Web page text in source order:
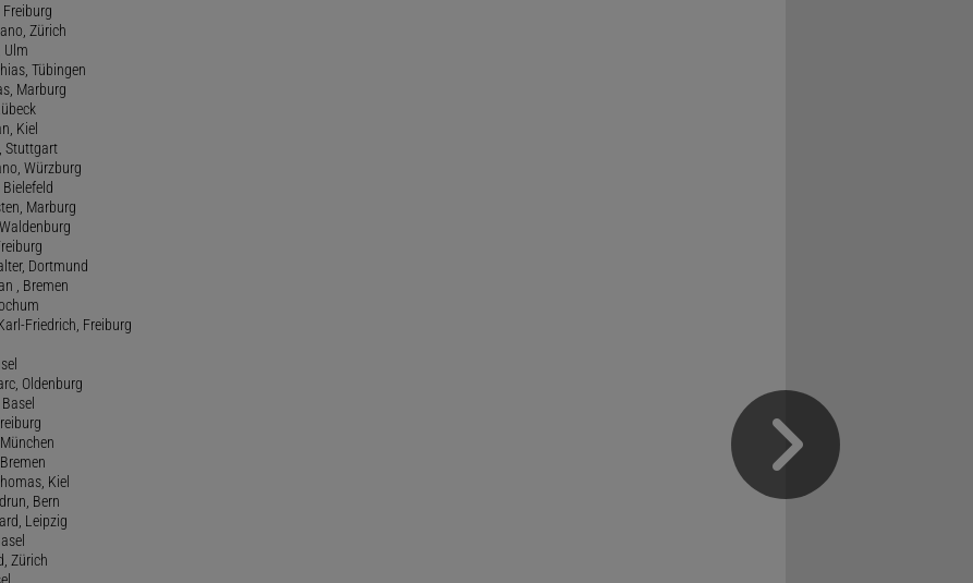
Zürich
Ulm
Tübingen
Marburg
Kiel
Stuttgart
Würzburg
Marburg
Dortmund
, Bremen
Friedrich, Freiburg
Oldenburg
Kiel
Bern
Leipzig
Zürich